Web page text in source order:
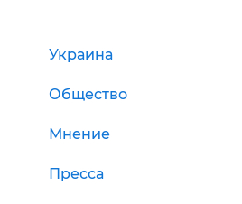
Украина
Общество
Мнение
Пресса